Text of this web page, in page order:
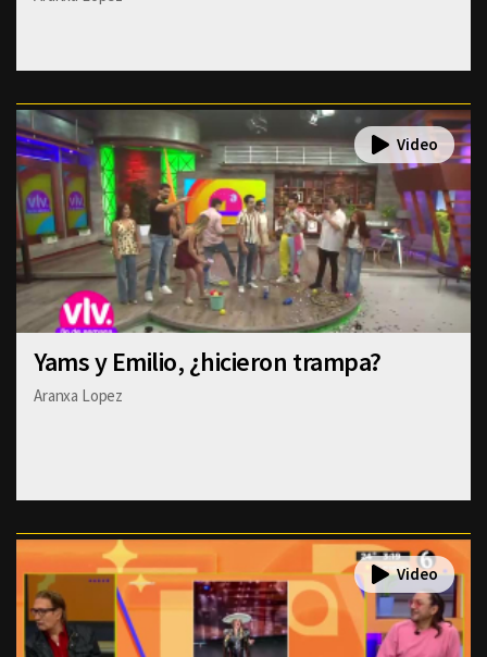
Yams y Emilio, ¿hicieron trampa?
Aranxa Lopez